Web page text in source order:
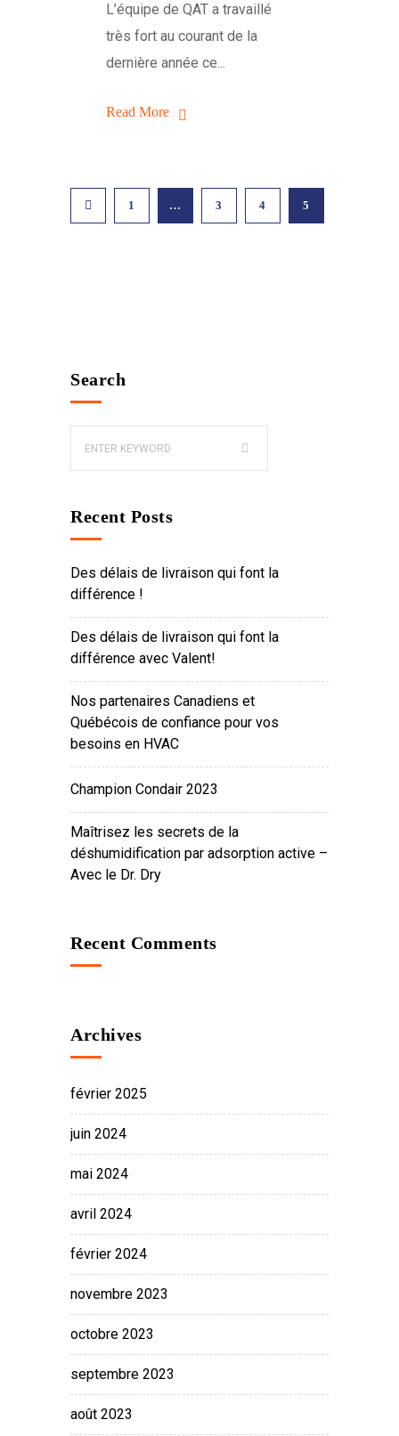
Search
Recent Posts
Des délais de livraison qui font la
différence !
Des délais de livraison qui font la
différence avec Valent!
Nos partenaires Canadiens et
Québécois de confiance pour vos
besoins en HVAC
Champion Condair 2023
Maîtrisez les secrets de la
déshumidification par adsorption active –
Avec le Dr. Dry
Recent Comments
Archives
février 2025
juin 2024
mai 2024
avril 2024
février 2024
novembre 2023
octobre 2023
septembre 2023
août 2023
L’équipe de QAT a travaillé
très fort au courant de la
dernière année ce...
Read More
1 … 3 4 5